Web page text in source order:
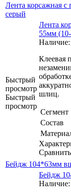
Лента корсажная с
серый
Быстрый
просмотр
Быстрый
просмотр
Лента
55мм
Клеевая
шлиц.
Сегмент
Состав
Сравнить
Бейдж 104*63мм
Бейдж